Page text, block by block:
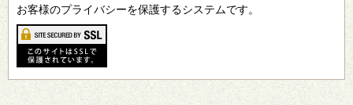
お客様のプライバシーを保護するシステムです。